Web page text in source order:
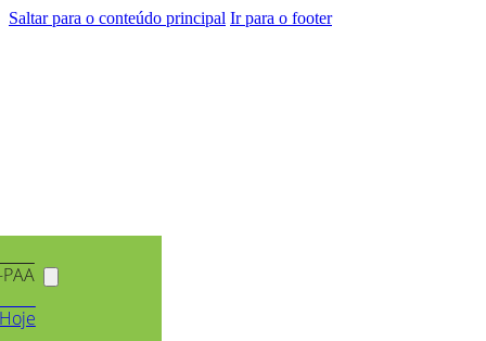
Saltar para o conteúdo principal Ir para o footer